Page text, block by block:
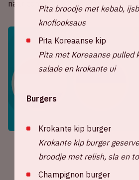
naar zomer 2021 in verband met
Pita broodje met kebab,
knoflooksaus
Pita Koreaanse kip
Pita met Koreaanse pulled
salade en krokante ui
Burgers
Krokante kip burger
Krokante kip burger
broodje met relish, sla en
Champignon burger